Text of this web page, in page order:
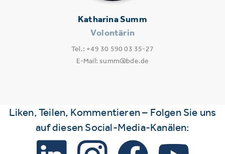
Katharina Summ
Volontärin
Tel.: +49 30 590 03 35-27
E-Mail: summ@bde.de
Liken, Teilen, Kommentieren – Folgen Sie uns
auf diesen Social-Media-Kanälen: